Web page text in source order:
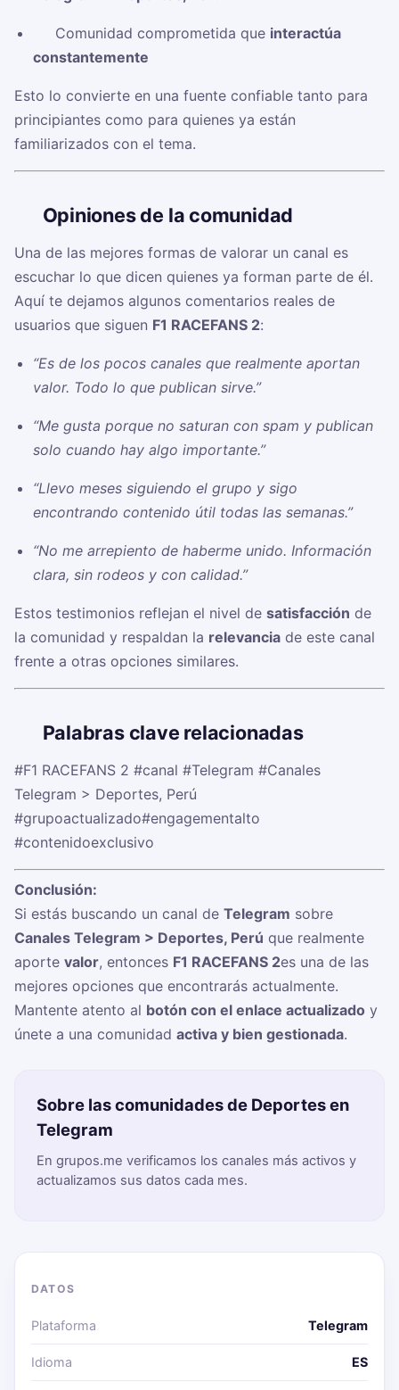
✅ Comunidad comprometida que interactúa
constantemente
Esto lo convierte en una fuente confiable tanto para
principiantes como para quienes ya están
familiarizados con el tema.
Opiniones de la comunidad
Una de las mejores formas de valorar un canal es
escuchar lo que dicen quienes ya forman parte de él.
Aquí te dejamos algunos comentarios reales de
usuarios que siguen F1 RACEFANS 2:
“Es de los pocos canales que realmente aportan
valor. Todo lo que publican sirve.”
“Me gusta porque no saturan con spam y publican
solo cuando hay algo importante.”
“Llevo meses siguiendo el grupo y sigo
encontrando contenido útil todas las semanas.”
“No me arrepiento de haberme unido. Información
clara, sin rodeos y con calidad.”
Estos testimonios reflejan el nivel de satisfacción de
la comunidad y respaldan la relevancia de este canal
frente a otras opciones similares.
Palabras clave relacionadas
#F1 RACEFANS 2 #canal #Telegram #Canales
Telegram > Deportes, Perú
#grupoactualizado#engagementalto
#contenidoexclusivo
Conclusión:
Si estás buscando un canal de Telegram sobre
Canales Telegram > Deportes, Perú que realmente
aporte valor, entonces F1 RACEFANS 2es una de las
mejores opciones que encontrarás actualmente.
Mantente atento al botón con el enlace actualizado y
únete a una comunidad activa y bien gestionada.
Sobre las comunidades de Deportes en
Telegram
En grupos.me verificamos los canales más activos y
actualizamos sus datos cada mes.
DATOS
Plataforma Telegram
Idioma ES